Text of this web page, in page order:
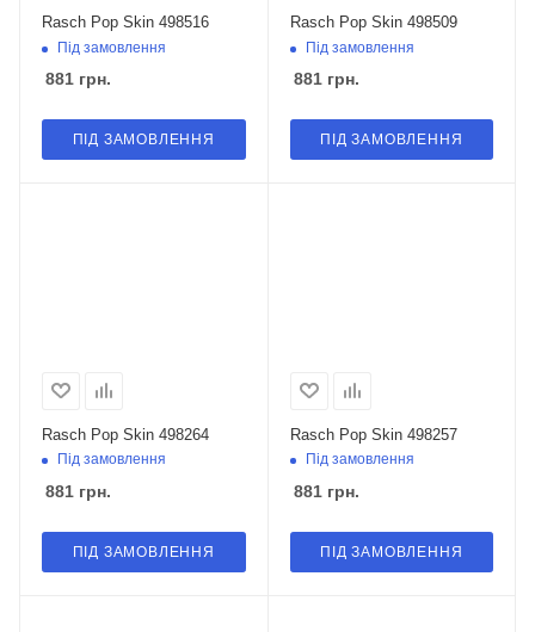
Rasch Pop Skin 498516
Під замовлення
881 грн.
ПІД ЗАМОВЛЕННЯ
Rasch Pop Skin 498509
Під замовлення
881грн.
ПІД ЗАМОВЛЕННЯ
Rasch Pop Skin 498264
Під замовлення
881 грн.
ПІД ЗАМОВЛЕННЯ
Rasch Pop Skin 498257
Під замовлення
881грн.
ПІД ЗАМОВЛЕННЯ